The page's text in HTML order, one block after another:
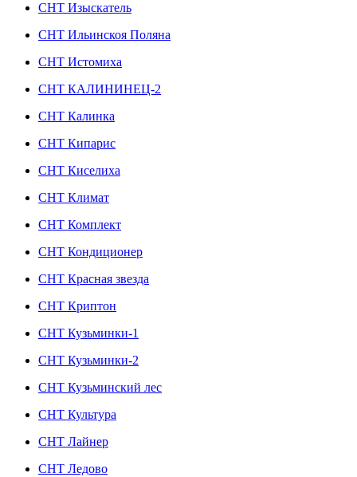
СНТ Изыскатель
СНТ Ильинскоя Поляна
СНТ Истомиха
СНТ КАЛИНИНЕЦ-2
СНТ Калинка
СНТ Кипарис
СНТ Киселиха
СНТ Климат
СНТ Комплект
СНТ Кондиционер
СНТ Красная звезда
СНТ Криптон
СНТ Кузьминки-1
СНТ Кузьминки-2
СНТ Кузьминский лес
СНТ Культура
СНТ Лайнер
СНТ Ледово